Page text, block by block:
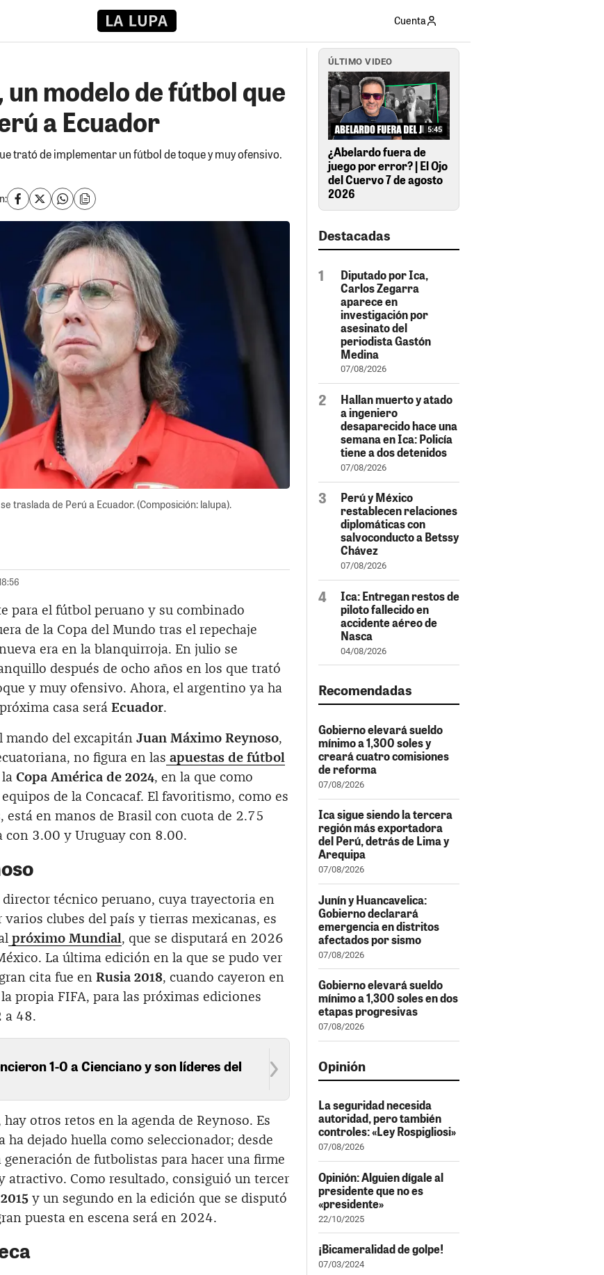
Cuenta
modelo de fútbol que
a Ecuador
trató de implementar un fútbol de toque y muy ofensivo.
traslada de Perú a Ecuador. (Composición: lalupa).
para el fútbol peruano y su combinado
de la Copa del Mundo tras el repechaje
era en la blanquirroja. En julio se
después de ocho años en los que trató
y muy ofensivo. Ahora, el argentino ya ha
casa será Ecuador.
mando del excapitán Juan Máximo Reynoso,
no figura en las apuestas de fútbol
Copa América de 2024, en la que como
de la Concacaf. El favoritismo, como es
está en manos de Brasil con cuota de 2.75
3.00 y Uruguay con 8.00.
técnico peruano, cuya trayectoria en
clubes del país y tierras mexicanas, es
próximo Mundial , que se disputará en 2026
La última edición en la que se pudo ver
cita fue en Rusia 2018, cuando cayeron en
propia FIFA, para las próximas ediciones
a 48.
1-0 a Cienciano y son líderes del
otros retos en la agenda de Reynoso. Es
ha dejado huella como seleccionador; desde
de futbolistas para hacer una firme
atractivo. Como resultado, consiguió un tercer
y un segundo en la edición que se disputó
puesta en escena será en 2024.
ÚLTIMO VIDEO
5:45
¿Abelardo fuera de
juego por error? | El Ojo
del Cuervo 7 de agosto
2026
Destacadas
Diputado por Ica,
Carlos Zegarra
aparece en
investigación por
asesinato del
periodista Gastón
Medina
07/08/2026
Hallan muerto y atado
a ingeniero
desaparecido hace una
semana en Ica: Policía
tiene a dos detenidos
07/08/2026
Perú y México
restablecen relaciones
diplomáticas con
salvoconducto a Betssy
Chávez
07/08/2026
Ica: Entregan restos de
piloto fallecido en
accidente aéreo de
Nasca
04/08/2026
Recomendadas
Gobierno elevará sueldo
mínimo a 1,300 soles y
creará cuatro comisiones
de reforma
07/08/2026
Ica sigue siendo la tercera
región más exportadora
del Perú, detrás de Lima y
Arequipa
07/08/2026
Junín y Huancavelica:
Gobierno declarará
emergencia en distritos
afectados por sismo
07/08/2026
Gobierno elevará sueldo
mínimo a 1,300 soles en dos
etapas progresivas
07/08/2026
Opinión
La seguridad necesida
autoridad, pero también
controles: «Ley Rospigliosi»
07/08/2026
Opinión: Alguien dígale al
presidente que no es
«presidente»
22/10/2025
¡Bicameralidad de golpe!
07/03/2024